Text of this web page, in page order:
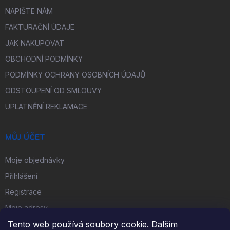
Tento web používá soubory cookie. Dalším
NAPIŠTE NÁM
FAKTURAČNÍ ÚDAJE
JAK NAKUPOVAT
OBCHODNÍ PODMÍNKY
PODMÍNKY OCHRANY OSOBNÍCH ÚDAJŮ
ODSTOUPENÍ OD SMLOUVY
UPLATNĚNÍ REKLAMACE
MŮJ ÚČET
Moje objednávky
Přihlášení
Registrace
Moje adresy